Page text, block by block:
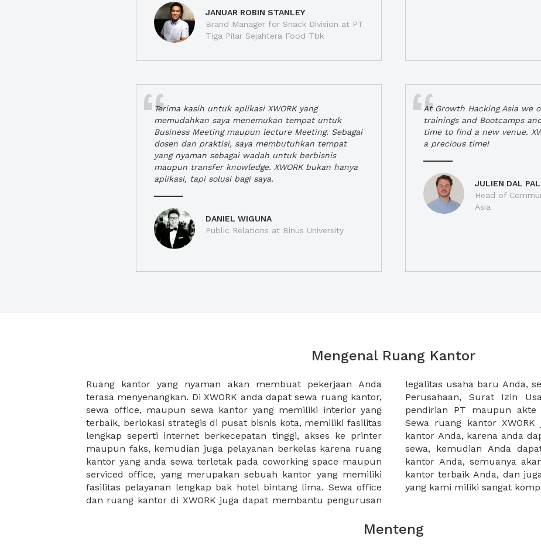
JANUAR ROBIN STANLEY
Brand Manager for Snack Division at PT
Tiga Pilar Sejahtera Food Tbk
Terima kasih untuk aplikasi XWORK yang
memudahkan saya menemukan tempat untuk
Business Meeting maupun lecture Meeting. Sebagai
dosen dan praktisi, saya membutuhkan tempat
yang nyaman sebagai wadah untuk berbisnis
maupun transfer knowledge. XWORK bukan hanya
aplikasi, tapi solusi bagi saya.
DANIEL WIGUNA
Public Relations at Binus University
At Growth Hacking Asia we
trainings and Bootcamps
time to find a new venue.
a precious time!
JULIEN DAL
Head of
Asia
Mengenal Ruang Kantor
Ruang kantor yang nyaman akan membuat pekerjaan Anda
terasa menyenangkan. Di XWORK anda dapat sewa ruang kantor,
sewa office, maupun sewa kantor yang memiliki interior yang
terbaik, berlokasi strategis di pusat bisnis kota, memiliki fasilitas
lengkap seperti internet berkecepatan tinggi, akses ke printer
maupun faks, kemudian juga pelayanan berkelas karena ruang
kantor yang anda sewa terletak pada coworking space maupun
serviced office, yang merupakan sebuah kantor yang memiliki
fasilitas pelayanan lengkap bak hotel bintang lima. Sewa office
dan ruang kantor di XWORK juga dapat membantu pengurusan
legalitas usaha baru Anda, seperti surat domisili, Tanda Domisili
Perusahaan, Surat Izin Usaha Perdagangan, dan atau akte
pendirian PT maupun akte pendirian CV untuk usaha Anda.
Sewa ruang kantor XWORK juga mempermudah proses sewa
kantor Anda, karena anda dapat memilih kantor yang akan anda
sewa, kemudian Anda dapat survey atau mengunjungi calon
kantor Anda, semuanya akan dibuat lebih mudah untuk sewa
kantor terbaik Anda, dan juga sewa kantor murah karena harga
yang kami miliki sangat
Menteng